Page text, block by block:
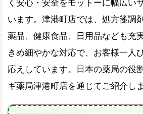
く安心・安全をモットーに幅広い
います。津港町店では、処方箋調
薬品、健康食品、日用品なども充
きめ細やかな対応で、お客様一人
応えしています。日本の薬局の役
ギ薬局津港町店を通じてご紹介しま